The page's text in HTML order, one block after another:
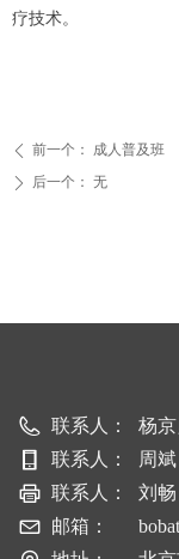
ꄴ 前一个： 成人普及班
疗技术。
ꄲ 后一个： 无
联系人：
杨京
联系人：
周
联系人：
刘畅
邮箱：